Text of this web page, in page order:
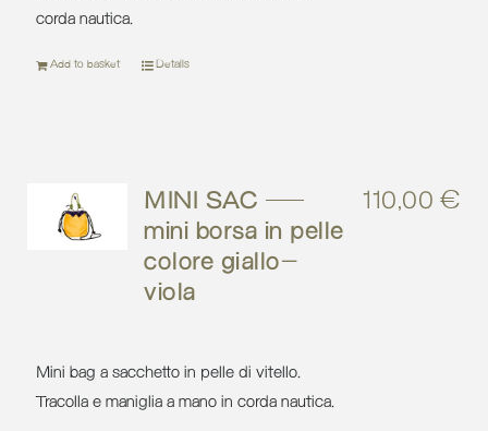
corda nautica.
Add to basket Details
MINI SAC –
mini borsa in pelle
colore giallo-
viola
110,00€
Mini bag a sacchetto in pelle di vitello.
Tracolla e maniglia a mano in corda nautica.